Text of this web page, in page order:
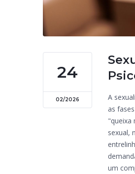
24
02/2026
A
as
"queixa
sexual,
um